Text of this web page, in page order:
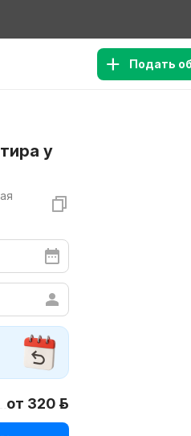
Подать
у
от 320 р.